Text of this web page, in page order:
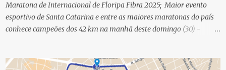
Maratona de Internacional de Floripa Fibra 2025; Maior evento
esportivo de Santa Catarina e entre as maiores maratonas do país
conhece campeões dos 42 km na manhã deste domingo (30) -
Floripa Fibra 2025. Na manhã deste sábado (30) foram conhecidos